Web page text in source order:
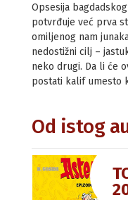
Opsesija
potvrđuje već prva
omiljenog nam
nedostižni cilj –
neko drugi. Da li će
postati kalif umesto
Od istog